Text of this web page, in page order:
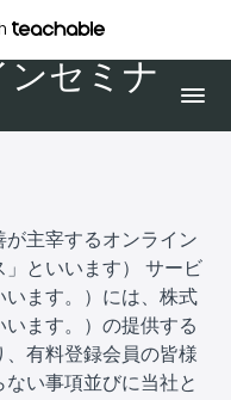
ンセミナ
主宰するオンライン
」といいます） サービ
います。）には、株式
ます。）の提供する
有料登録会員の皆様
い事項並びに当社と